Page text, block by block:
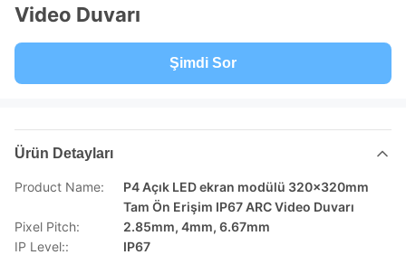
Video Duvarı
Şimdi Sor
Ürün Detayları
Product Name:
P4 Açık LED ekran modülü 320x320mm
Tam Ön Erişim IP67 ARC Video Duvarı
Pixel Pitch:
2.85mm, 4mm, 6.67mm
IP Level::
IP67